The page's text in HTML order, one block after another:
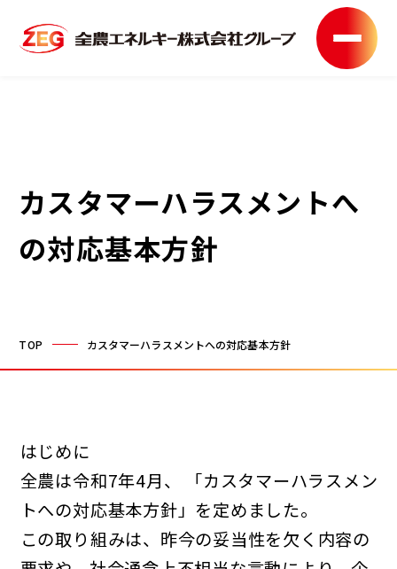
カスタマーハラスメントへ
の対応基本方針
TOP カスタマーハラスメントへの対応基本方針
はじめに
全農は令和7年4月、 「カスタマーハラスメン
トへの対応基本方針」を定めました。
この取り組みは、昨今の妥当性を欠く内容の